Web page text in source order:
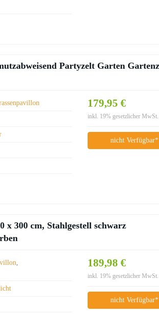
Partyzelt Garten
179,95 €
inkl. 19% gesetzlicher MwSt.
nicht Verfügbar*
300 cm, Stahlgestell schwarz
189,98 €
inkl. 19% gesetzlicher MwSt.
nicht Verfügbar*
,